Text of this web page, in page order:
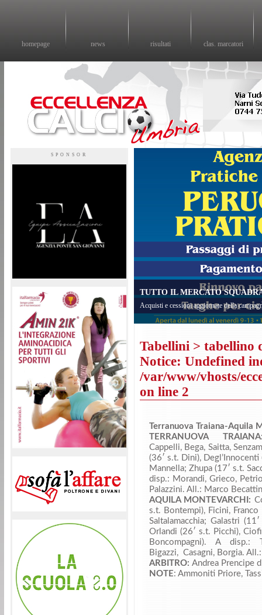
homepage news risultati clas. marcatori
SPONSOR
TUTTO IL MERCATO
Acquisti e cessioni aggiornate della
Tabellini > tabellino
Notice: Undefined
/var/www/vhosts/
on line 2
Terranuova Traiana-Aquila
TERRANUOVA
Cappelli, Bega, Saitta,
(36′ s.t. Dini), Degl’Innocenti
Mannella; Zhupa (17′ s.t.
disp.: Morandi, Grieco,
Palazzini. All.: Marco
AQUILA MONTEVARCHI:
s.t. Bontempi), Ficini,
Saltalamacchia; Galastri
Orlandi (26′ s.t. Picchi),
Boncompagni). A disp.:
Bigazzi, Casagni, Borgia.
ARBITRO: Andrea Prencipe
NOTE: Ammoniti Priore,